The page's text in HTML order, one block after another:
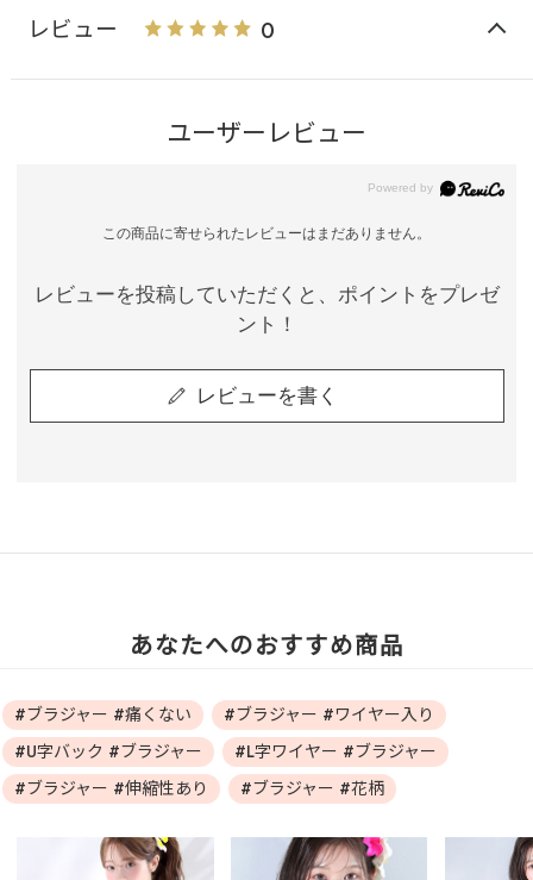
レビュー 0
ユーザーレビュー
この商品に寄せられたレビューはまだありません。
レビューを投稿していただくと、ポイントをプレゼ
ント！
レビューを書く
あなたへのおすすめ商品
#ブラジャー #痛くない
#ブラジャー #ワイヤー入り
#U字バック #ブラジャー
#L字ワイヤー #ブラジャー
#ブラジャー #伸縮性あり
#ブラジャー #花柄